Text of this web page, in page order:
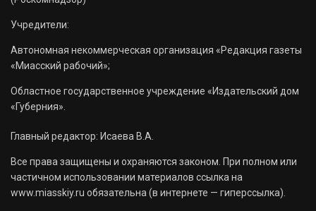
Учредители:
Автономная некоммерческая организация «Редакция газеты
«Миасский рабочий»;
Областное государственное учреждение «Издательский дом
«Губерния».
Главный редактор: Исаева В.А.
Все права защищены и охраняются законом. При полном или
частичном использовании материалов ссылка на
www.miasskiy.ru обязательна (в интернете — гиперссылка).